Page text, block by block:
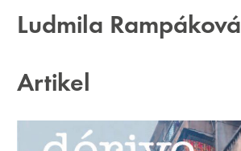
Ludmila Rampáková
Artikel